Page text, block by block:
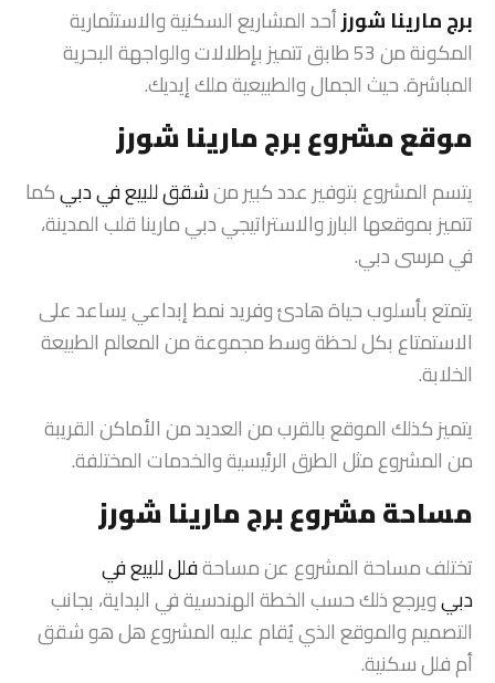
برج مارينا شورزأحد المشاريع السكنية والاستثمارية
المكونة من 53 طابق تتميز بإطلالات والواجهة البحرية
المباشرة. حيث الجمال والطبيعية ملك إيديك.
موقع مشروع برج مارينا شورز
يتسم المشروع بتوفير عدد كبير منشقق للبيع في دبيكما
تتميز بموقعها البارز والاستراتيجي دبي مارينا قلب المدينة،
في مرسى دبي.
يتمتع بأسلوب حياة هادئ وفريد نمط إبداعي يساعد على
الاستمتاع بكل لحظة وسط مجموعة من المعالم الطبيعة
الخلابة.
يتميز كذلك الموقع بالقرب من العديد من الأماكن القريبة
من المشروع مثل الطرق الرئيسية والخدمات المختلفة.
مساحة مشروع برج مارينا شورز
تختلف مساحة المشروع عن مساحةفلل للبيع في
دبيويرجع ذلك حسب الخطة الهندسية في البداية، بجانب
التصميم والموقع الذي يُقام عليه المشروع هل هو شقق
أم فلل سكنية.